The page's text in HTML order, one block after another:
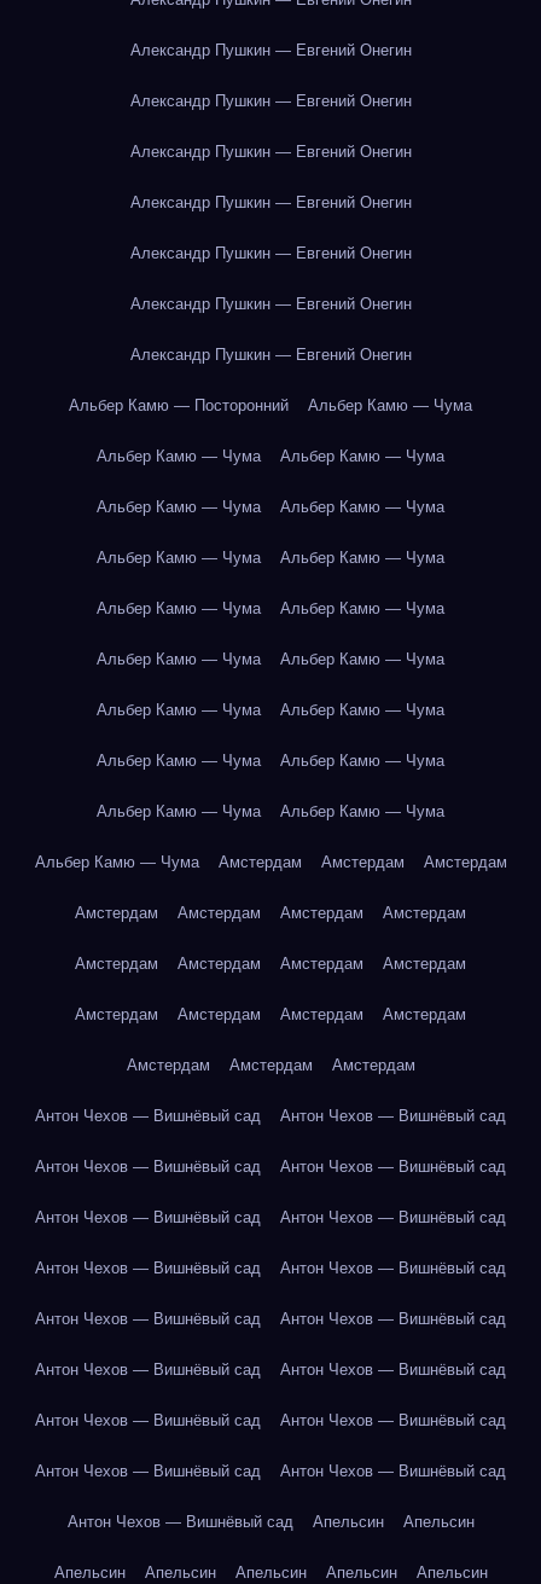
Александр Пушкин — Евгений Онегин
Александр Пушкин — Евгений Онегин
Александр Пушкин — Евгений Онегин
Александр Пушкин — Евгений Онегин
Александр Пушкин — Евгений Онегин
Александр Пушкин — Евгений Онегин
Александр Пушкин — Евгений Онегин
Альбер Камю — Посторонний Альбер Камю — Чума
Альбер Камю — Чума Альбер Камю — Чума
Альбер Камю — Чума Альбер Камю — Чума
Альбер Камю — Чума Альбер Камю — Чума
Альбер Камю — Чума Альбер Камю — Чума
Альбер Камю — Чума Альбер Камю — Чума
Альбер Камю — Чума Альбер Камю — Чума
Альбер Камю — Чума Альбер Камю — Чума
Альбер Камю — Чума Альбер Камю — Чума
Альбер Камю — Чума Амстердам Амстердам Амстердам
Амстердам Амстердам Амстердам Амстердам
Амстердам Амстердам Амстердам Амстердам
Амстердам Амстердам Амстердам Амстердам
Амстердам Амстердам Амстердам
Антон Чехов — Вишнёвый сад Антон Чехов — Вишнёвый сад
Антон Чехов — Вишнёвый сад Антон Чехов — Вишнёвый сад
Антон Чехов — Вишнёвый сад Антон Чехов — Вишнёвый сад
Антон Чехов — Вишнёвый сад Антон Чехов — Вишнёвый сад
Антон Чехов — Вишнёвый сад Антон Чехов — Вишнёвый сад
Антон Чехов — Вишнёвый сад Антон Чехов — Вишнёвый сад
Антон Чехов — Вишнёвый сад Антон Чехов — Вишнёвый сад
Антон Чехов — Вишнёвый сад Антон Чехов — Вишнёвый сад
Антон Чехов — Вишнёвый сад Апельсин Апельсин
Апельсин Апельсин Апельсин Апельсин Апельсин